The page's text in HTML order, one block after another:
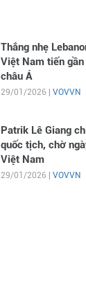
Thắng nhẹ
Việt Nam tiến
châu Á
29/01/2026 | VOVVN
Patrik Lê Giang
quốc tịch, chờ
Việt Nam
29/01/2026 | VOVVN